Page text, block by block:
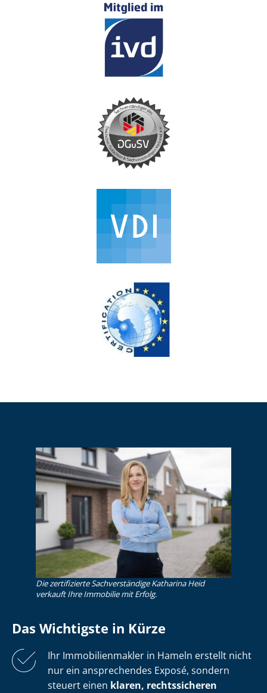
Die zertifizierte Sachverständige Katharina Heid
verkauft Ihre Immobilie mit Erfolg.
Das Wichtigste in Kürze
Ihr Im­mo­bi­li­en­mak­ler in Hameln erstellt nicht
nur ein ansprechendes Exposé, sondern
steuert einen klaren, rechtssicheren